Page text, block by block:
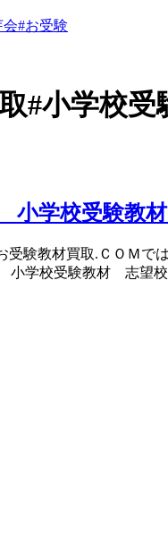
#お受験
#小学校受
学校受験教
験教材買取.ＣＯＭ
学校受験教材 志望校